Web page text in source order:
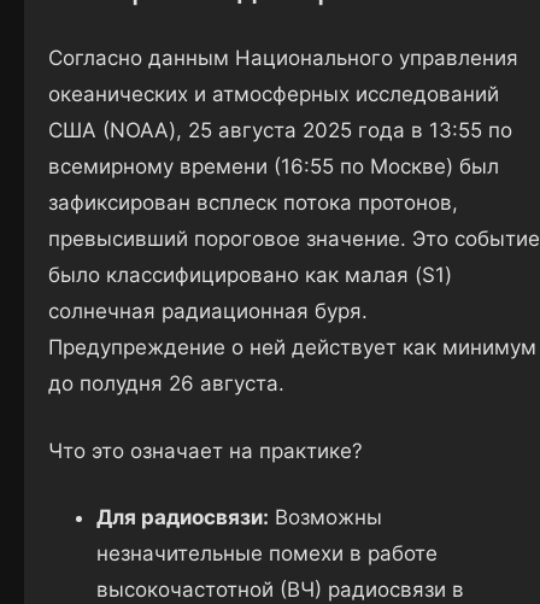
Согласно данным Национального управления
океанических и атмосферных исследований
США (NOAA), 25 августа 2025 года в 13:55 по
всемирному времени (16:55 по Москве) был
зафиксирован всплеск потока протонов,
превысивший пороговое значение. Это событие
было классифицировано как малая (S1)
солнечная радиационная буря.
Предупреждение о ней действует как минимум
до полудня 26 августа.
Что это означает на практике?
Для радиосвязи: Возможны
незначительные помехи в работе
высокочастотной (ВЧ) радиосвязи в